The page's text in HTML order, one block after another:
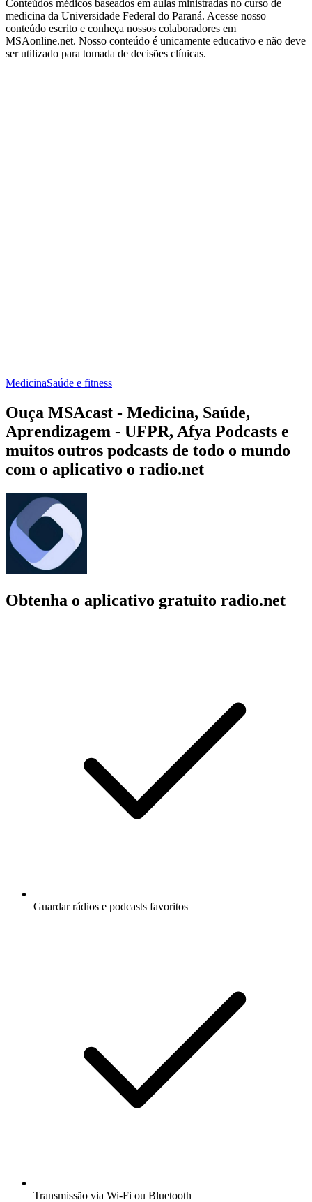
Conteúdos médicos baseados em aulas ministradas no curso de
medicina da Universidade Federal do Paraná. Acesse nosso
conteúdo escrito e conheça nossos colaboradores em
MSAonline.net. Nosso conteúdo é unicamente educativo e não deve
ser utilizado para tomada de decisões clínicas.
MedicinaSaúde e fitness
Ouça MSAcast - Medicina, Saúde,
Aprendizagem - UFPR, Afya Podcasts e
muitos outros podcasts de todo o mundo
com o aplicativo o radio.net
Obtenha o aplicativo gratuito radio.net
Guardar rádios e podcasts favoritos
Transmissão via Wi-Fi ou Bluetooth